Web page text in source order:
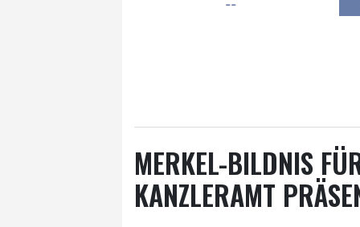
Frankfurt am Main
--
MERKEL-BILDNIS
KANZLERAMT